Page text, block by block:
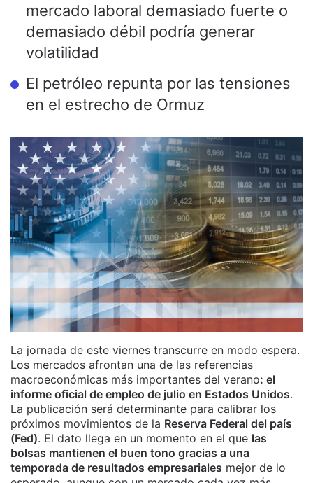
mercado laboral demasiado fuerte o
demasiado débil podría generar
volatilidad
El petróleo repunta por las tensiones
en el estrecho de Ormuz
La jornada de este viernes transcurre en modo espera.
Los mercados afrontan una de las referencias
macroeconómicas más importantes del verano: el
informe oficial de empleo de julio en Estados Unidos.
La publicación será determinante para calibrar los
próximos movimientos de la Reserva Federal del país
(Fed). El dato llega en un momento en el que las
bolsas mantienen el buen tono gracias a una
temporada de resultados empresariales mejor de lo